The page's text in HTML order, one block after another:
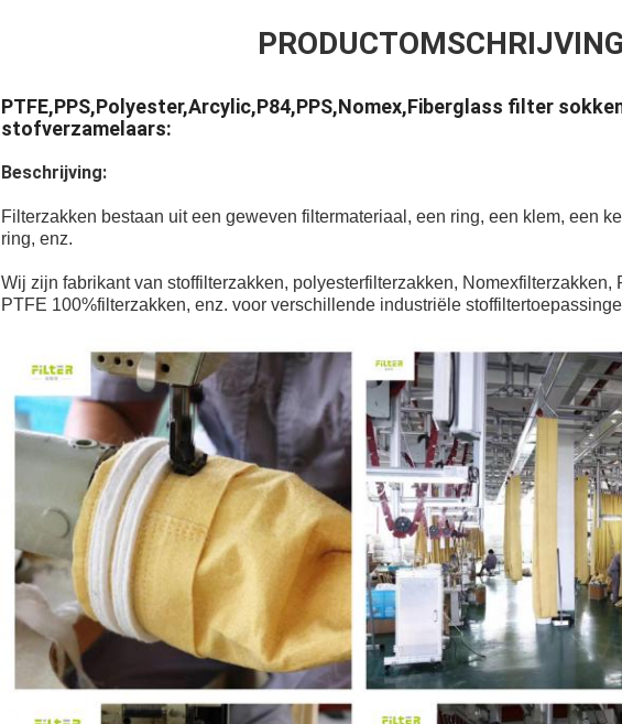
PRODUCTOMSCHRIJVING
PTFE,PPS,Polyester,Arcylic,P84,PPS,Nomex,Fiberglass filter
stofverzamelaars:
Beschrijving:
Filterzakken bestaan uit een geweven filtermateriaal, een ring, een klem, een
ring, enz.
Wij zijn fabrikant van stoffilterzakken, polyesterfilterzakken, Nomexfilterzakken,
PTFE 100%filterzakken, enz. voor verschillende industriële